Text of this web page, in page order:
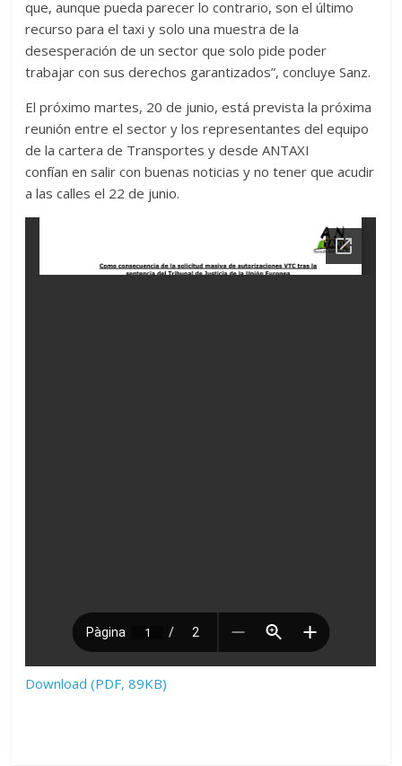
que, aunque pueda parecer lo contrario, son el último
recurso para el taxi y solo una muestra de la
desesperación de un sector que solo pide poder
trabajar con sus derechos garantizados”, concluye Sanz.
El próximo martes, 20 de junio, está prevista la próxima
reunión entre el sector y los representantes del equipo
de la cartera de Transportes y desde ANTAXI
confían en salir con buenas noticias y no tener que acudir
a las calles el 22 de junio.
Download (PDF, 89KB)